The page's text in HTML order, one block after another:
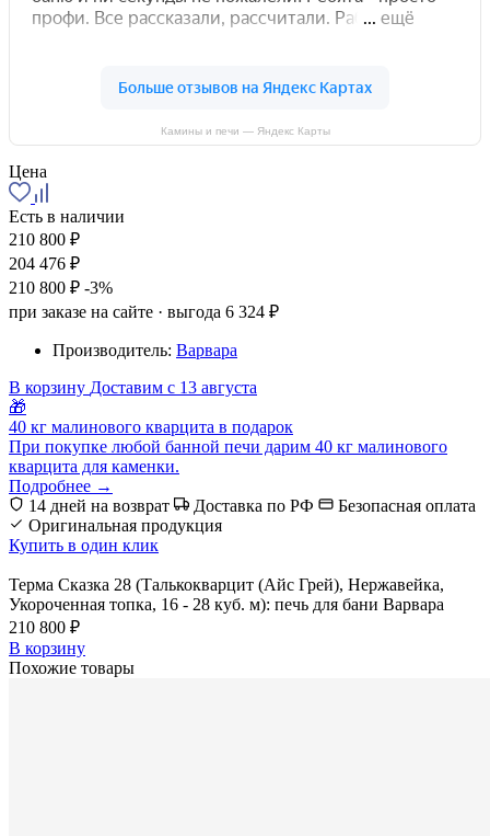
Камины и печи — Яндекс Карты
Цена
Есть в наличии
210 800 ₽
204 476 ₽
210 800 ₽ -3%
при заказе на сайте · выгода 6 324 ₽
Производитель: Варвара
В корзину Доставим с 13 августа
🎁
40 кг малинового кварцита в подарок
При покупке любой банной печи дарим 40 кг малинового
кварцита для каменки.
Подробнее →
14 дней на возврат
Доставка по РФ
Безопасная оплата
Оригинальная продукция
Купить в один клик
Терма Сказка 28 (Талькокварцит (Айс Грей), Нержавейка,
Укороченная топка, 16 - 28 куб. м): печь для бани Варвара
210 800 ₽
В корзину
Похожие товары